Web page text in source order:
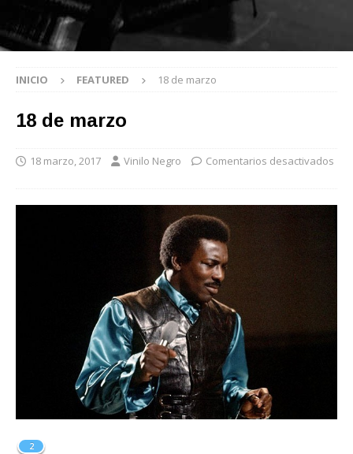
INICIO FEATURED 18 de marzo
18 de marzo
18 marzo, 2017 Vinilo Negro Comentarios desactivados
2